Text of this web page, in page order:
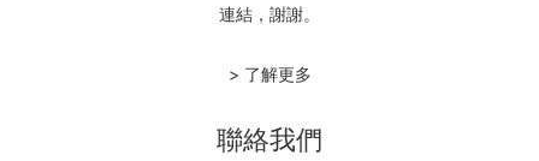
連結，謝謝。
> 了解更多
聯絡我們